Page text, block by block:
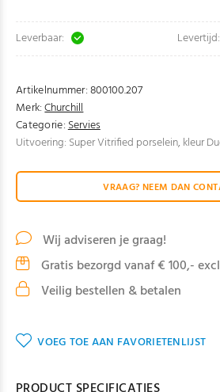
Leverbaar: Levertijd:
Artikelnummer:800100.207
Merk:Churchill
Categorie:Servies
Uitvoering: Super Vitrified porselein, kleur
VRAAG? NEEM DAN
Wij adviseren je graag!
Gratis bezorgd vanaf € 100,-
Veilig bestellen & betalen
VOEG TOE AAN FAVORIETENLIJST